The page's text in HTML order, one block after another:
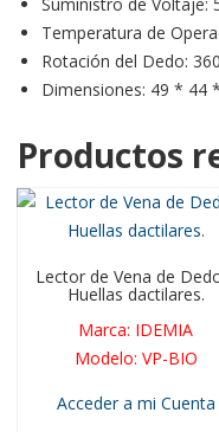
Temperatura de
Rotación del Dedo:
Dimensiones: 49 * 44
Productos
Lector de Vena de
Huellas dactilares.
Marca: IDEMIA
Modelo: VP-BIO
Acceder a mi Cuenta